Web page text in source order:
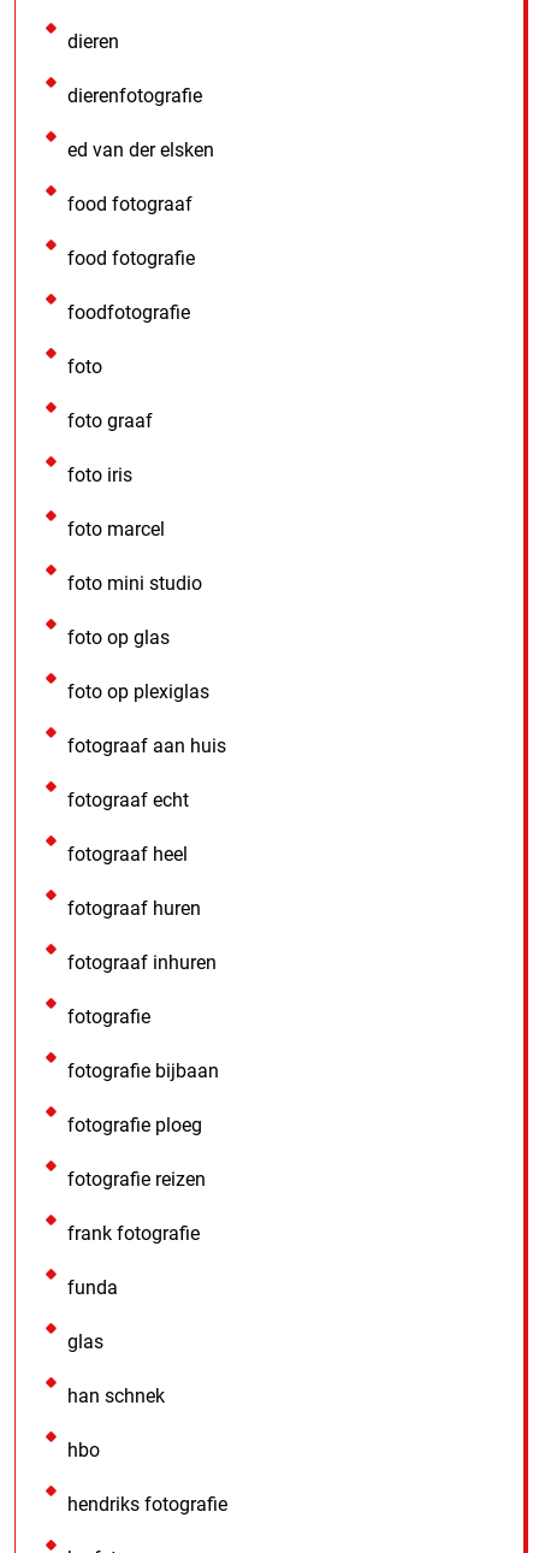
dieren
dierenfotografie
ed van der elsken
food fotograaf
food fotografie
foodfotografie
foto
foto graaf
foto iris
foto marcel
foto mini studio
foto op glas
foto op plexiglas
fotograaf aan huis
fotograaf echt
fotograaf heel
fotograaf huren
fotograaf inhuren
fotografie
fotografie bijbaan
fotografie ploeg
fotografie reizen
frank fotografie
funda
glas
han schnek
hbo
hendriks fotografie